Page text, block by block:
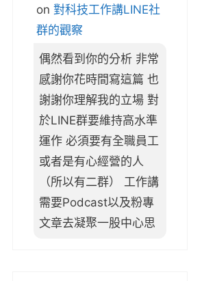
on 對科技工作講LINE社
群的觀察
偶然看到你的分析 非常
感謝你花時間寫這篇 也
謝謝你理解我的立場 對
於LINE群要維持高水準
運作 必須要有全職員工
或者是有心經營的人
（所以有二群） 工作講
需要Podcast以及粉專
文章去凝聚一股中心思